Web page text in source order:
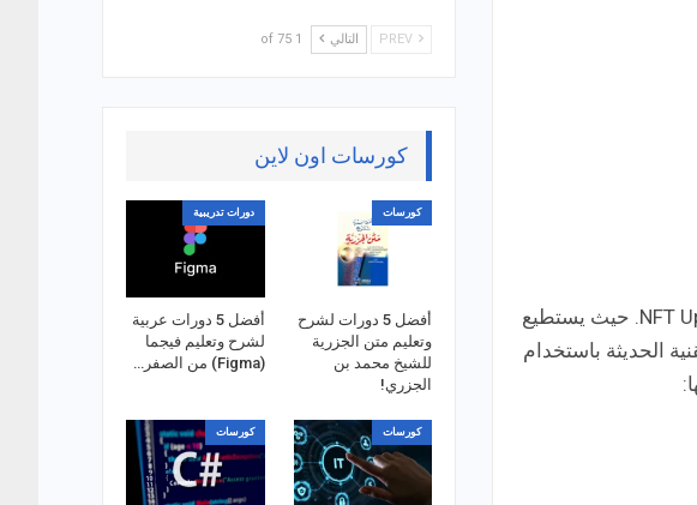
من التطبيقات المميزة المتخصصة في الفن الرقمي باستخدام تقنية الذكاء الاصطناعي هو تطبيق NFT Up. حيث يستطيع
الحديثة باستخدام
التالي 1 of 75
كورسات اون لاين
كورسات
أفضل 5 دورات لشرح
وتعليم متن الجزرية
للشيخ محمد بن
الجزري!
دورات تدريبية
أفضل 5 دورات عربية
لشرح وتعليم فيجما
(Figma) من الصفر…
كورسات كورسات